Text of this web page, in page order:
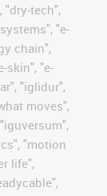
"dry-tech",
"e-
chain",
skin", "e-
"iglidur",
moves",
"motion
life",